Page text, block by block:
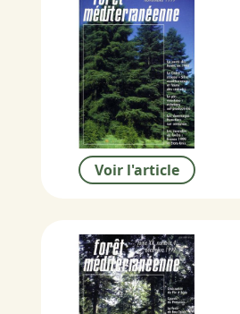
Voir l'article